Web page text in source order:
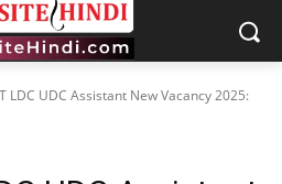
LDC UDC Assistant New Vacancy 2025: